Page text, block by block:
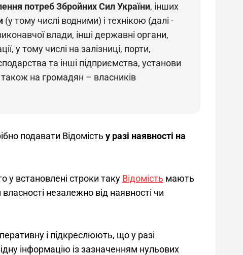
потреб Збройних Сил України, інших
(у тому числі водними) і технікою (далі -
влади, інші державні органи,
у тому числі на залізниці, порти,
та інші підприємства, установи
також на громадян – власників
подавати Відомість у разі наявності на
у встановлені строки таку Відомість мають
незалежно від наявності чи
і підкреслюють, що у разі
інформацію із зазначенням нульових